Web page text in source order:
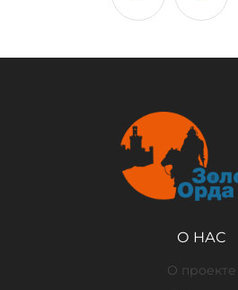
О НАС
О проекте